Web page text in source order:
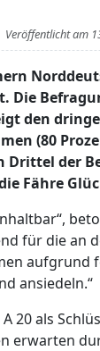
Veröffentlicht am
Die
den
(80
der
Fähre
für die an
ansiedeln.“
20 als
erwarten